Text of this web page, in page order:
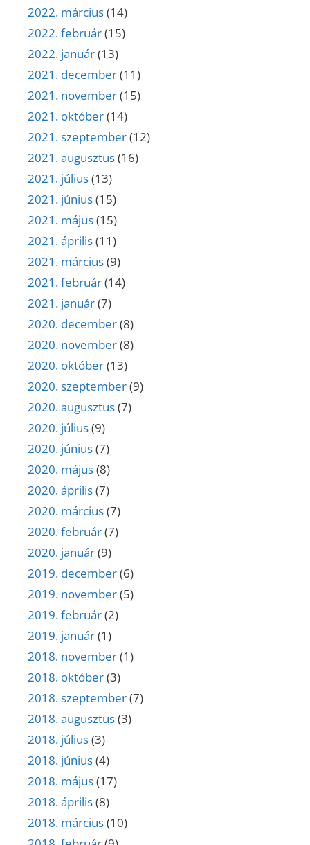
2022. március(14)
2022. február(15)
2022. január(13)
2021. december(11)
2021. november(15)
2021. október(14)
2021. szeptember(12)
2021. augusztus(16)
2021. július(13)
2021. június(15)
2021. május(15)
2021. április(11)
2021. március(9)
2021. február(14)
2021. január(7)
2020. december(8)
2020. november(8)
2020. október(13)
2020. szeptember(9)
2020. augusztus(7)
2020. július(9)
2020. június(7)
2020. május(8)
2020. április(7)
2020. március(7)
2020. február(7)
2020. január(9)
2019. december(6)
2019. november(5)
2019. február(2)
2019. január(1)
2018. november(1)
2018. október(3)
2018. szeptember(7)
2018. augusztus(3)
2018. július(3)
2018. június(4)
2018. május(17)
2018. április(8)
2018. március(10)